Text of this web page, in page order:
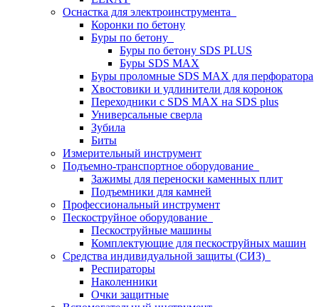
Оснастка для электроинструмента
Коронки по бетону
Буры по бетону
Буры по бетону SDS PLUS
Буры SDS MAX
Буры проломные SDS MAX для перфоратора
Хвостовики и удлинители для коронок
Переходники с SDS MAX на SDS plus
Универсальные сверла
Зубила
Биты
Измерительный инструмент
Подъемно-транспортное оборудование
Зажимы для переноски каменных плит
Подъемники для камней
Профессиональный инструмент
Пескоструйное оборудование
Пескоструйные машины
Комплектующие для пескоструйных машин
Средства индивидуальной защиты (СИЗ)
Респираторы
Наколенники
Очки защитные